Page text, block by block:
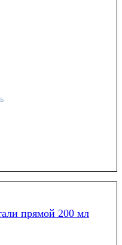
прямой 200 мл